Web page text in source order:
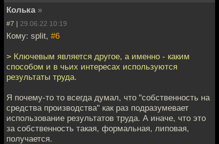
Колька »
#7 | 29.06.22 10:19
Кому: split, #6
> Ключевым является другое, а именно - каким
способом и в чьих интересах используются
результаты труда.
Я почему-то то всегда думал, что "собственность на
средства производства" как раз подразумевает
использование результатов труда. А иначе, что это
за собственность такая, формальная, липовая,
получается.